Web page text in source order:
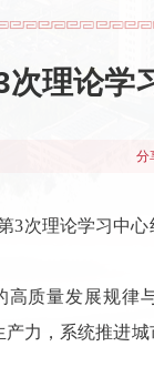
理论学
分
3次理论学习中
质量发展规律
力，系统推进